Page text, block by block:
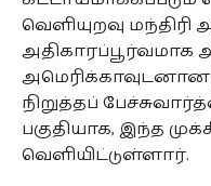
வெளியுறவு
அதிகாரப்பூர்வமாக
நிறுத்தப்
பகுதியாக, இந்த
வெளியிட்டுள்ளார்.